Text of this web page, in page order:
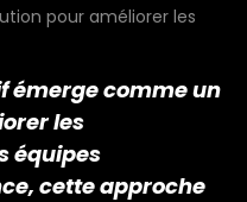
pour améliorer les
émerge comme un
les
équipes
cette approche